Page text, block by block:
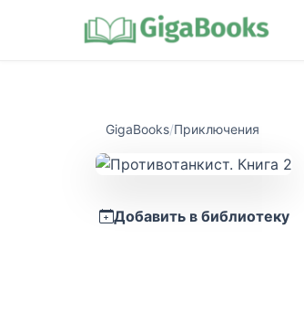
GigaBooks/Приключения
Добавить в библиотеку